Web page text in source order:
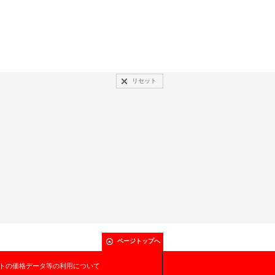
リセット
ページトップへ
の価格データ等の利用について